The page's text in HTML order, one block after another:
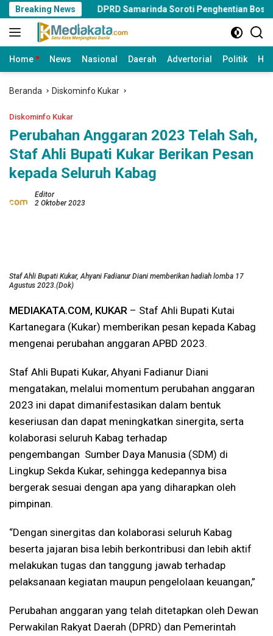
Langsung
ke
konten
Breaking NewsDPRD Samarinda Soroti Penghentian Bosda TK
Home News Nasional Daerah Advertorial Politik
Beranda Diskominfo Kukar
Diskominfo Kukar
Perubahan Anggaran 2023 Telah Sah,
Staf Ahli Bupati Kukar Berikan Pesan
kepada Seluruh Kabag
Editor
2 Oktober 2023
Staf Ahli Bupati Kukar, Ahyani Fadianur Diani memberikan hadiah lomba 17
Agustus 2023.(Dok)
MEDIAKATA.COM, KUKAR – Staf Ahli Bupati Kutai
Kartanegara (Kukar) memberikan pesan kepada Kabag
mengenai perubahan anggaran APBD 2023.
Staf Ahli Bupati Kukar, Ahyani Fadianur Diani
mengatakan, melalui momentum perubahan anggaran
2023 ini dapat dimanifestasikan dalam bentuk
keseriusan dan dapat meningkatkan sinergita, serta
kolaborasi seluruh Kabag terhadap
pengembangan Sumber Daya Manusia (SDM) di
Lingkup Sekda Kukar, sehingga kedepannya bisa
bergerak sesuai dengan apa yang diharapkan oleh
pimpinan.
“Dengan sinergitas dan kolaborasi seluruh Kabag
beserta jajaran bisa lebih berkontribusi dan lebih aktif
melakukan tugas dan tanggung jawab terhadap
pelaksanaan kegiatan maupun pengelolaan keuangan,”
Perubahan anggaran yang telah ditetapkan oleh Dewan
Perwakilan Rakyat Daerah (DPRD) dan Pemerintah